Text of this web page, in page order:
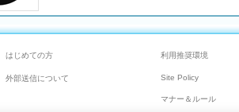
はじめての方 利用推奨環境
外部送信について Site Policy
マナー＆ルール